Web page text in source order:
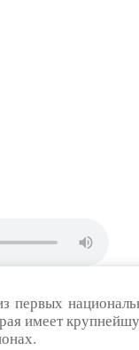
первых
имеет